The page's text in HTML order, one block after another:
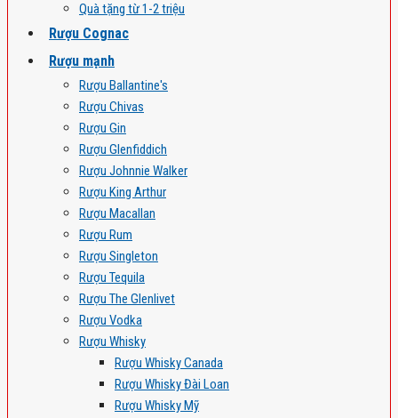
Quà tặng từ 1-2 triệu
Rượu Cognac
Rượu mạnh
Rượu Ballantine's
Rượu Chivas
Rượu Gin
Rượu Glenfiddich
Rượu Johnnie Walker
Rượu King Arthur
Rượu Macallan
Rượu Rum
Rượu Singleton
Rượu Tequila
Rượu The Glenlivet
Rượu Vodka
Rượu Whisky
Rượu Whisky Canada
Rượu Whisky Đài Loan
Rượu Whisky Mỹ